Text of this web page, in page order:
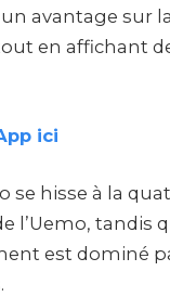
avantage sur
en affichant
ici
se hisse à la
l’Uemo, tandis
est dominé